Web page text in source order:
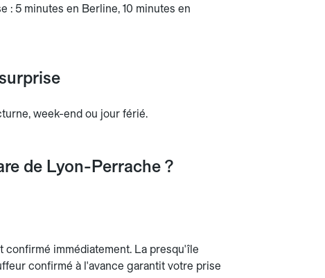
5 minutes en Berline, 10 minutes en
week-end ou jour férié.
de Lyon-Perrache ?
confirmé immédiatement. La presqu'île
confirmé à l'avance garantit votre prise